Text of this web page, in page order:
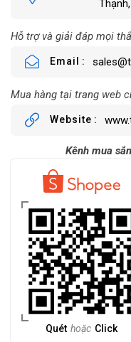
Hỗ trợ và giải đáp mọi
Email
Mua hàng tại trang web
Website
Kênh mua
Quét hoặc Click